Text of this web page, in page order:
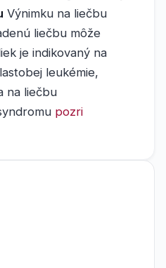
Výnimku na liečbu
liečbu môže
je indikovaný na
leukémie,
na liečbu
pozri